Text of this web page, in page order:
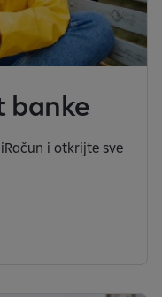
banke
i otkrijte sve